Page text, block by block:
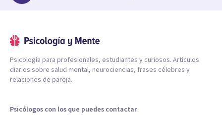
Psicología para profesionales, estudiantes y curiosos. Artículos
diarios sobre salud mental, neurociencias, frases célebres y
relaciones de pareja.
Psicólogos con los que puedes contactar